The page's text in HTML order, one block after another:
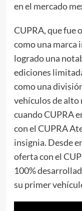
en el mercado
CUPRA, que fue
como una marca
logrado una
ediciones
como una
vehículos de alto
cuando CUPRA
con el CUPRA
insignia. Desde
oferta con el
100%
su primer